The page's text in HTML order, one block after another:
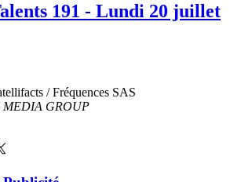
191 - Lundi 20 juillet
/ Fréquences SAS
MEDIA GROUP